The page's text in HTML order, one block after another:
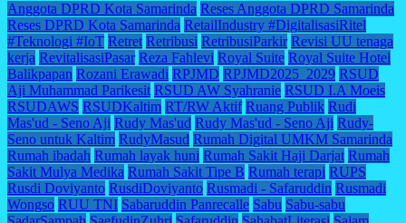
Anggota DPRD Kota Samarinda Reses Anggota DPRD Samarinda
Reses DPRD Kota Samarinda RetailIndustry #DigitalisasiRitel
#Teknologi #IoT Retret Retribusi RetribusiParkir Revisi UU tenaga
kerja RevitalisasiPasar Reza Fahlevi Royal Suite Royal Suite Hotel
Balikpapan Rozani Erawadi RPJMD RPJMD2025_2029 RSUD
Aji Muhammad Parikesit RSUD AW Syahranie RSUD I.A Moeis
RSUDAWS RSUDKaltim RT/RW Aktif Ruang Publik Rudi
Mas'ud - Seno Aji Rudy Mas'ud Rudy Mas'ud - Seno Aji Rudy-
Seno untuk Kaltim RudyMasud Rumah Digital UMKM Samarinda
Rumah ibadah Rumah layak huni Rumah Sakit Haji Darjat Rumah
Sakit Mulya Medika Rumah Sakit Tipe B Rumah terapi RUPS
Rusdi Doviyanto RusdiDoviyanto Rusmadi - Safaruddin Rusmadi
Wongso RUU TNI Sabaruddin Panrecalle Sabu Sabu-sabu